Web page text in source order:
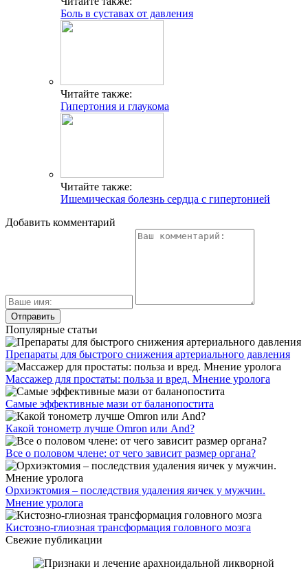
Боль в суставах от давления
Читайте также:
Гипертония и глаукома
Читайте также:
Ишемическая болезнь сердца с гипертонией
Добавить комментарий
Популярные статьи
Препараты для быстрого снижения артериального давления
Массажер для простаты: польза и вред. Мнение уролога
Самые эффективные мази от баланопостита
Какой тонометр лучше Omron или And?
Все о половом члене: от чего зависит размер органа?
Орхиэктомия – последствия удаления яичек у мужчин.
Мнение уролога
Кистозно-глиозная трансформация головного мозга
Свежие публикации